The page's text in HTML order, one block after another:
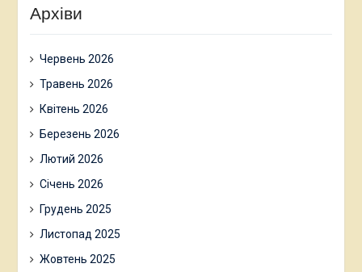
Архіви
Червень 2026
Травень 2026
Квітень 2026
Березень 2026
Лютий 2026
Січень 2026
Грудень 2025
Листопад 2025
Жовтень 2025